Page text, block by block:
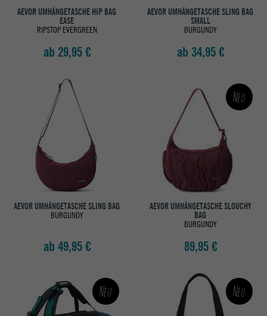
AEVOR UMHÄNGETASCHE HIP BAG
EASE
RIPSTOP EVERGREEN
ab 29,95 €
AEVOR UMHÄNGETASCHE SLING BAG
SMALL
BURGUNDY
ab 34,95 €
AEVOR UMHÄNGETASCHE SLING BAG
BURGUNDY
ab 49,95 €
Neu
AEVOR UMHÄNGETASCHE SLOUCHY
BAG
BURGUNDY
89,95 €
Neu Neu